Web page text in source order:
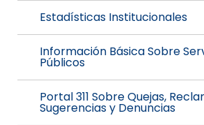
Estadísticas Institucionales
Información Básica Sobre
Públicos
Portal 311 Sobre Quejas,
Sugerencias y Denuncias